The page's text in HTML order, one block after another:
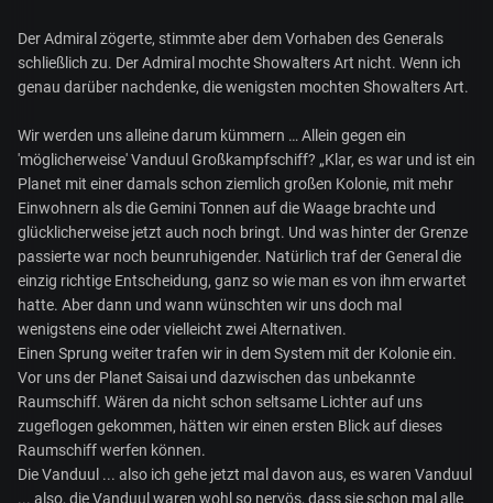
Der Admiral zögerte, stimmte aber dem Vorhaben des Generals
schließlich zu. Der Admiral mochte Showalters Art nicht. Wenn ich
genau darüber nachdenke, die wenigsten mochten Showalters Art.
Wir werden uns alleine darum kümmern … Allein gegen ein
'möglicherweise' Vanduul Großkampfschiff? „Klar, es war und ist ein
Planet mit einer damals schon ziemlich großen Kolonie, mit mehr
Einwohnern als die Gemini Tonnen auf die Waage brachte und
glücklicherweise jetzt auch noch bringt. Und was hinter der Grenze
passierte war noch beunruhigender. Natürlich traf der General die
einzig richtige Entscheidung, ganz so wie man es von ihm erwartet
hatte. Aber dann und wann wünschten wir uns doch mal
wenigstens eine oder vielleicht zwei Alternativen.
Einen Sprung weiter trafen wir in dem System mit der Kolonie ein.
Vor uns der Planet Saisai und dazwischen das unbekannte
Raumschiff. Wären da nicht schon seltsame Lichter auf uns
zugeflogen gekommen, hätten wir einen ersten Blick auf dieses
Raumschiff werfen können.
Die Vanduul ... also ich gehe jetzt mal davon aus, es waren Vanduul
... also, die Vanduul waren wohl so nervös, dass sie schon mal alle